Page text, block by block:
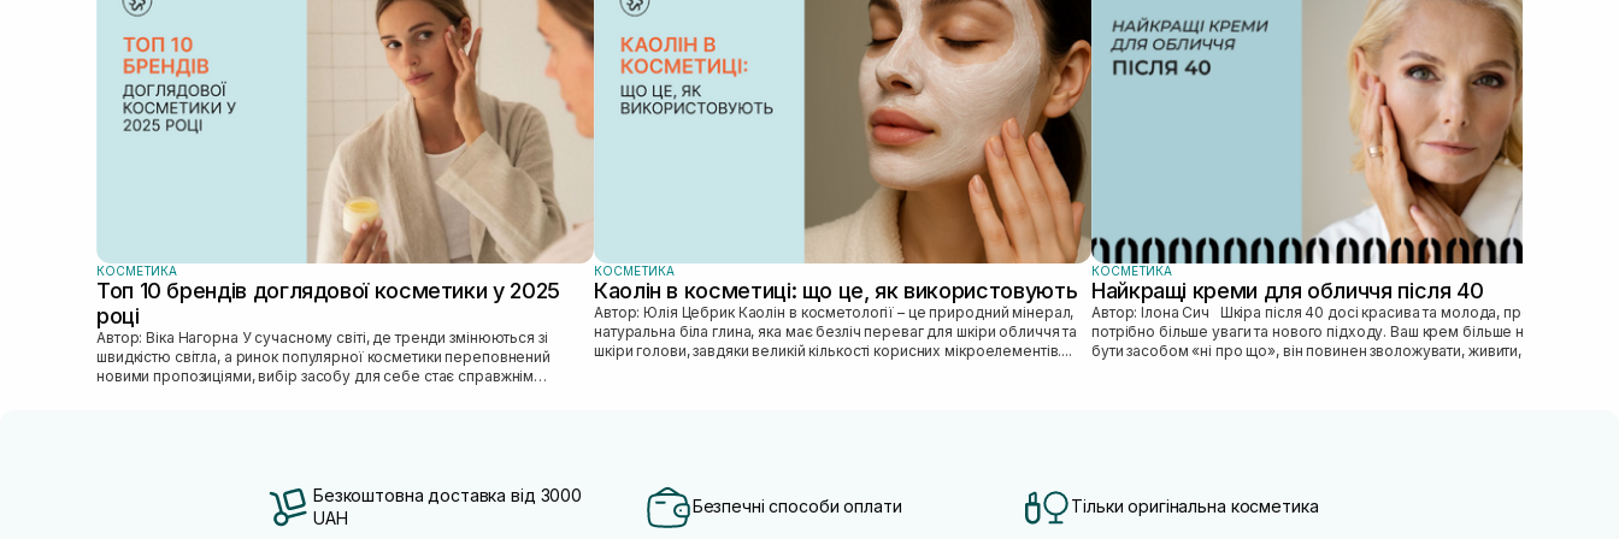
КОСМЕТИКА
Топ 10 брендів доглядової косметики у 2025
році
Автор: Віка Нагорна У сучасному світі, де тренди змінюються зі
швидкістю світла, а ринок популярної косметики переповнений
новими пропозиціями, вибір засобу для себе стає справжнім
КОСМЕТИКА
Каолін в косметиці: що це, як використовують
Автор: Юлія Цебрик Каолін в косметології – це природний мінерал,
натуральна біла глина, яка має безліч переваг для шкіри обличчя та
шкіри голови, завдяки великій кількості корисних мікроелементів....
КОСМЕТИКА
Найкращі креми для обличчя після 40
Автор: Ілона Сич Шкіра після 40 досі красива та молода, просто їй
потрібно більше уваги та нового підходу. Ваш крем більше не може
бути засобом «ні про що», він повинен зволожувати, живити, покр...
Безкоштовна доставка від 3000
UAH
Безпечні способи оплати Тільки оригінальна косметика